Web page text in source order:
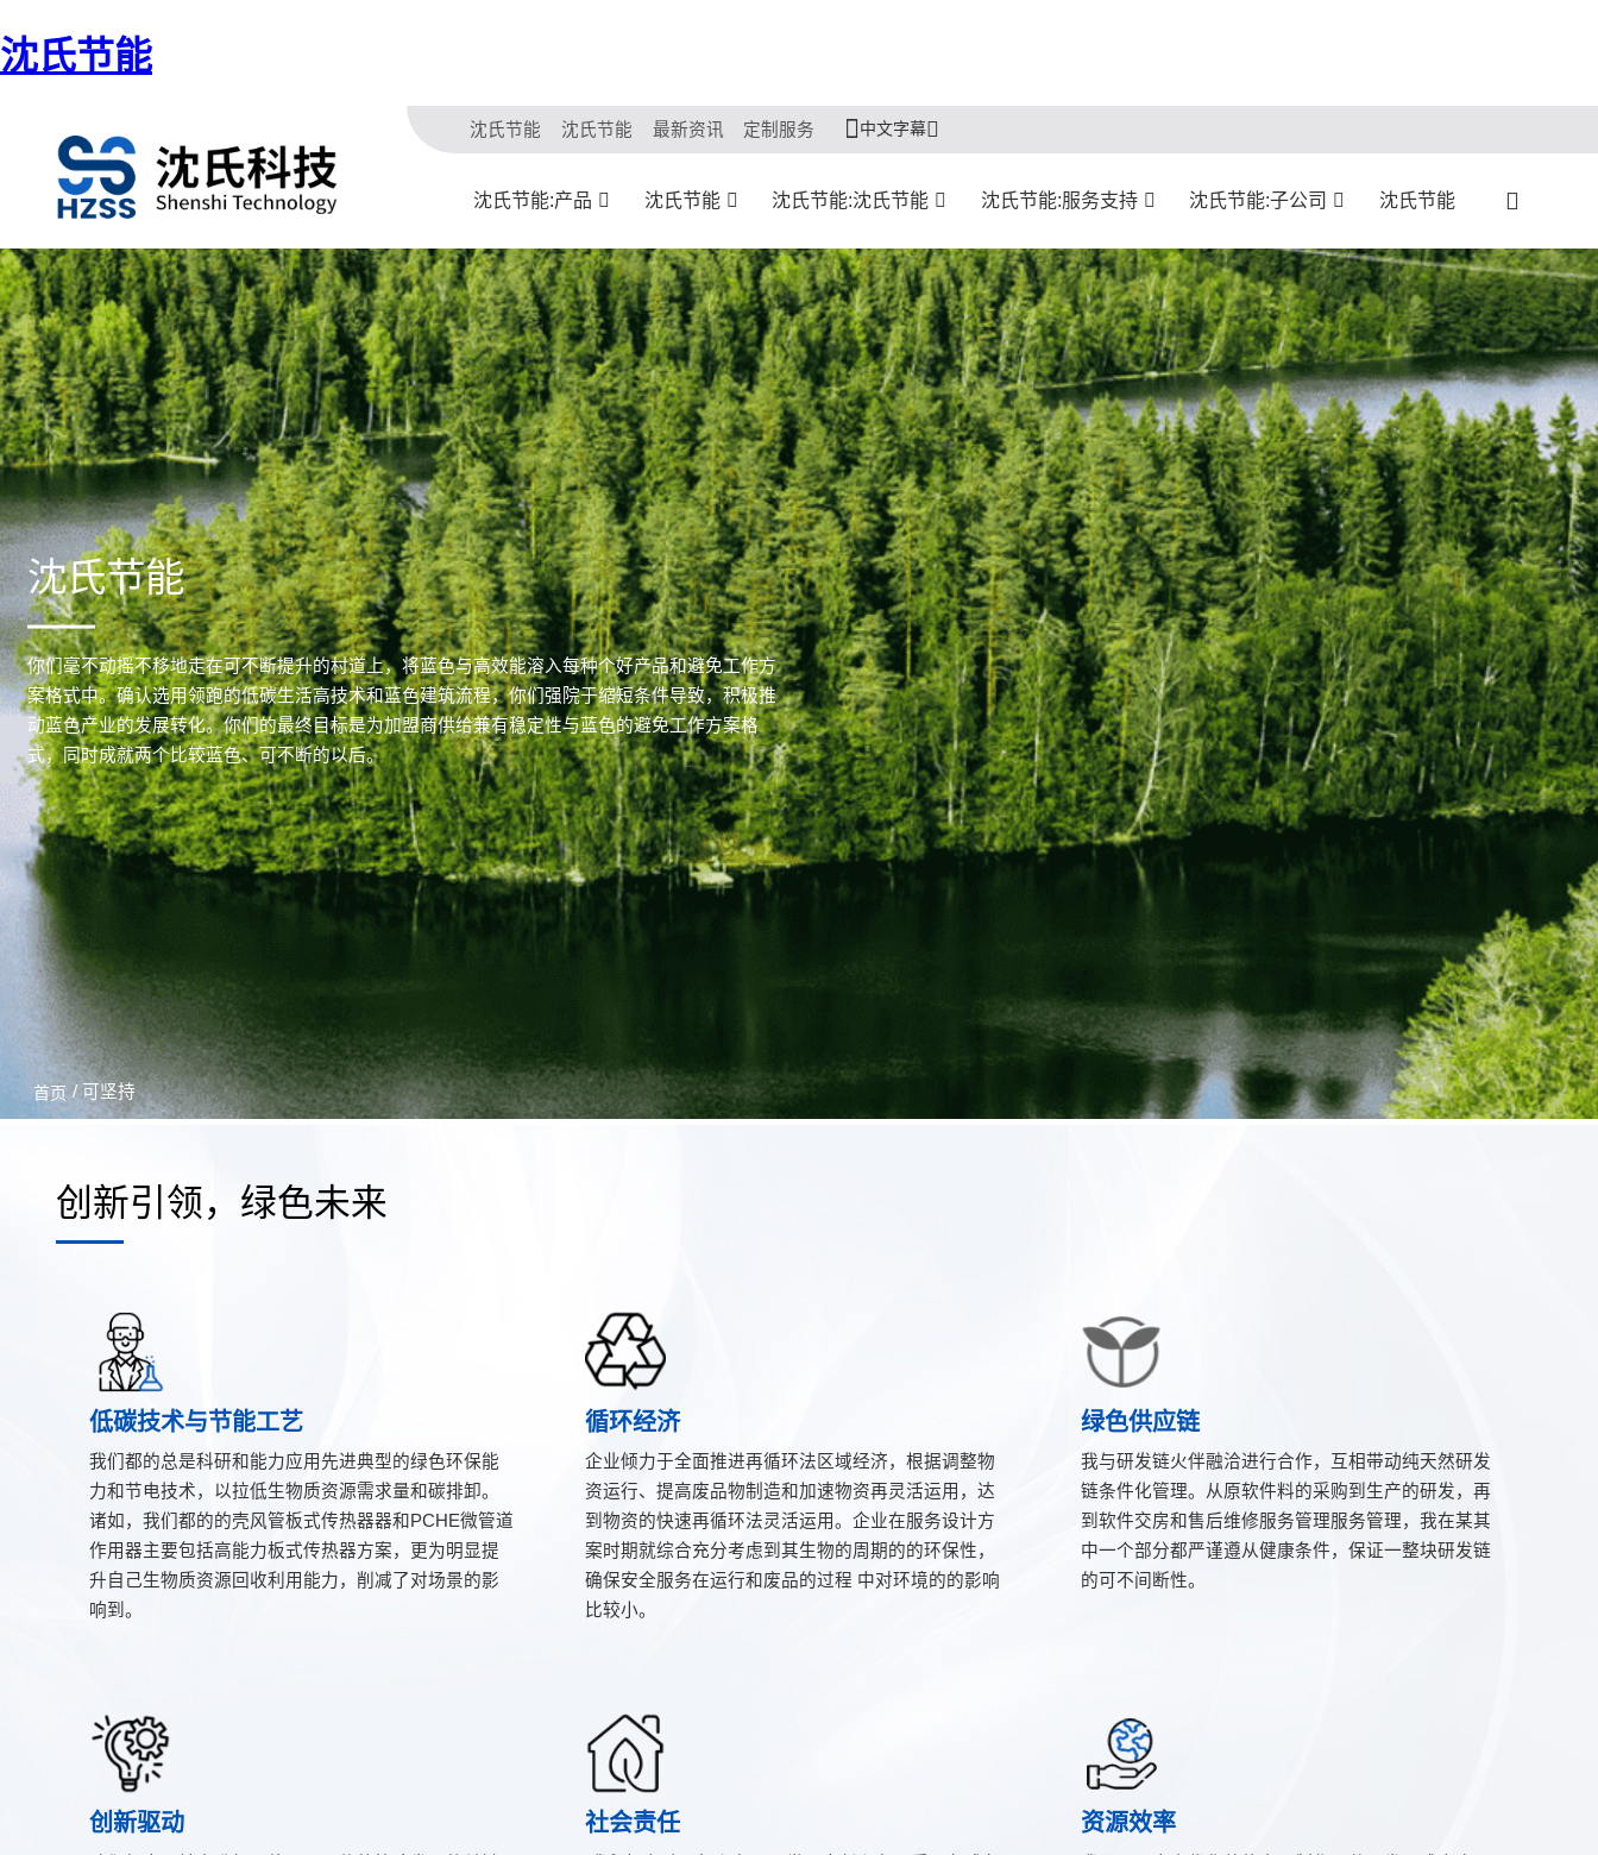
沈氏节能
沈氏节能 沈氏节能 最新资讯 定制服务 中文字幕
沈氏节能:产品 沈氏节能 沈氏节能:沈氏节能 沈氏节能:服务支持 沈氏节能:子公司 沈氏节能
沈氏节能
你们毫不动摇不移地走在可不断提升的村道上，将蓝色与高效能溶入每种个好产品和避免工作方
案格式中。确认选用领跑的低碳生活高技术和蓝色建筑流程，你们强院于缩短条件导致，积极推
动蓝色产业的发展转化。你们的最终目标是为加盟商供给兼有稳定性与蓝色的避免工作方案格
式，同时成就两个比较蓝色、可不断的以后。
首页 / 可坚持
创新引领，绿色未来
低碳技术与节能工艺
我们都的总是科研和能力应用先进典型的绿色环保能
力和节电技术，以拉低生物质资源需求量和碳排卸。
诸如，我们都的的壳风管板式传热器器和PCHE微管道
作用器主要包括高能力板式传热器方案，更为明显提
升自己生物质资源回收利用能力，削减了对场景的影
响到。
循环经济
企业倾力于全面推进再循环法区域经济，根据调整物
资运行、提高废品物制造和加速物资再灵活运用，达
到物资的快速再循环法灵活运用。企业在服务设计方
案时期就综合充分考虑到其生物的周期的的环保性，
确保安全服务在运行和废品的过程 中对环境的的影响
比较小。
绿色供应链
我与研发链火伴融洽进行合作，互相带动纯天然研发
链条件化管理。从原软件料的采购到生产的研发，再
到软件交房和售后维修服务管理服务管理，我在某其
中一个部分都严谨遵从健康条件，保证一整块研发链
的可不间断性。
创新驱动 社会责任 资源效率